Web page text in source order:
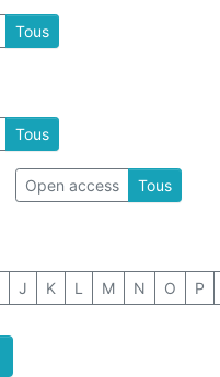
Tous
Tous
Open access Tous
J K L M N O P